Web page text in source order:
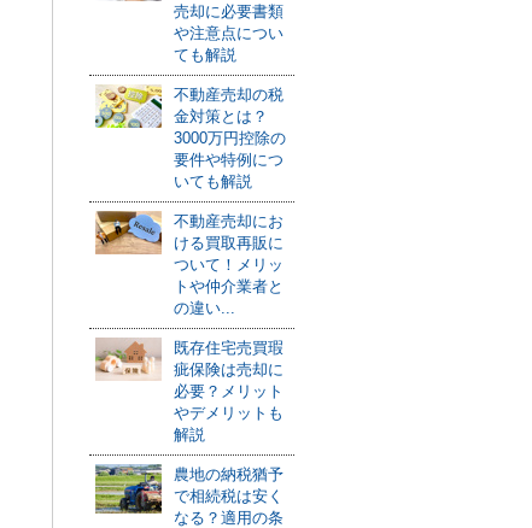
売却に必要書類
や注意点につい
ても解説
不動産売却の税
金対策とは？
3000万円控除の
要件や特例につ
いても解説
不動産売却にお
ける買取再販に
ついて！メリッ
トや仲介業者と
の違い...
既存住宅売買瑕
疵保険は売却に
必要？メリット
やデメリットも
解説
農地の納税猶予
で相続税は安く
なる？適用の条